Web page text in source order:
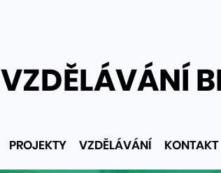
VZDĚLÁVÁNÍ
PROJEKTY VZDĚLÁVÁNÍ KONTAKT